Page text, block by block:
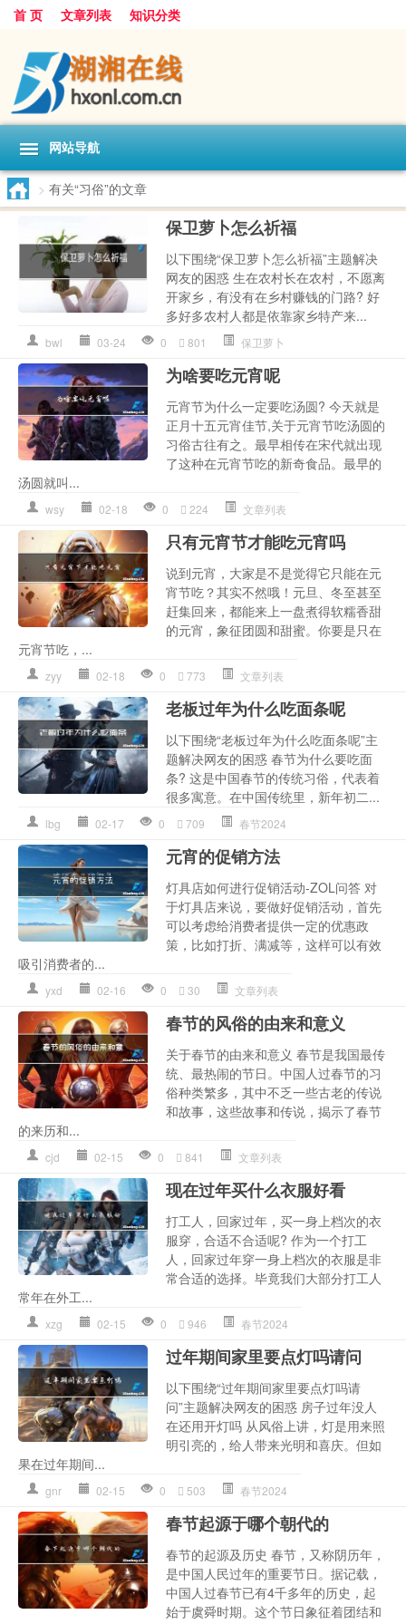
首 页 文章列表 知识分类
网站导航
> 有关“习俗”的文章
保卫萝卜怎么祈福
以下围绕“保卫萝卜怎么祈福”主题解决
网友的困惑 生在农村长在农村，不愿离
开家乡，有没有在乡村赚钱的门路? 好
多好多农村人都是依靠家乡特产来...
bwl 03-24 0 801 保卫萝卜
为啥要吃元宵呢
元宵节为什么一定要吃汤圆? 今天就是
正月十五元宵佳节,关于元宵节吃汤圆的
习俗古往有之。最早相传在宋代就出现
了这种在元宵节吃的新奇食品。最早的
汤圆就叫...
wsy 02-18 0 224 文章列表
只有元宵节才能吃元宵吗
说到元宵，大家是不是觉得它只能在元
宵节吃？其实不然哦！元旦、冬至甚至
赶集回来，都能来上一盘煮得软糯香甜
的元宵，象征团圆和甜蜜。你要是只在
元宵节吃，...
zyy 02-18 0 773 文章列表
老板过年为什么吃面条呢
以下围绕“老板过年为什么吃面条呢”主
题解决网友的困惑 春节为什么要吃面
条? 这是中国春节的传统习俗，代表着
很多寓意。在中国传统里，新年初二...
lbg 02-17 0 709 春节2024
元宵的促销方法
灯具店如何进行促销活动-ZOL问答 对
于灯具店来说，要做好促销活动，首先
可以考虑给消费者提供一定的优惠政
策，比如打折、满减等，这样可以有效
吸引消费者的...
yxd 02-16 0 30 文章列表
春节的风俗的由来和意义
关于春节的由来和意义 春节是我国最传
统、最热闹的节日。中国人过春节的习
俗种类繁多，其中不乏一些古老的传说
和故事，这些故事和传说，揭示了春节
的来历和...
cjd 02-15 0 841 文章列表
现在过年买什么衣服好看
打工人，回家过年，买一身上档次的衣
服穿，合适不合适呢? 作为一个打工
人，回家过年穿一身上档次的衣服是非
常合适的选择。毕竟我们大部分打工人
常年在外工...
xzg 02-15 0 946 春节2024
过年期间家里要点灯吗请问
以下围绕“过年期间家里要点灯吗请
问”主题解决网友的困惑 房子过年没人
在还用开灯吗 从风俗上讲，灯是用来照
明引亮的，给人带来光明和喜庆。但如
果在过年期间...
gnr 02-15 0 503 春节2024
春节起源于哪个朝代的
春节的起源及历史 春节，又称阴历年，
是中国人民过年的重要节日。据记载，
中国人过春节已有4千多年的历史，起
始于虞舜时期。这个节日象征着团结和